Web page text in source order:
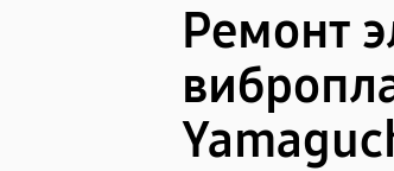
Ремонт